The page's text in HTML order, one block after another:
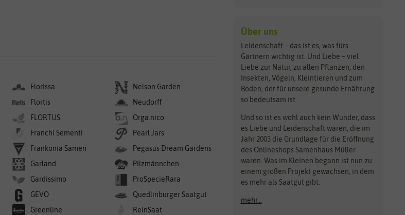
Florissa
Flortis
FLORTUS
Franchi Sementi
Frankonia Samen
Garland
Gardissimo
GEVO
Greenline
Nelson Garden
Neudorff
Orga.nico
Pearl Jars
Pegasus Dream Gardens
Pilzmännchen
ProSpecieRara
Quedlinburger Saatgut
ReinSaat
Über uns
Leidenschaft – das ist es, was fürs
Gärtnern wichtig ist. Und Liebe – viel
Liebe zur Natur, zu allen Pflanzen, den
Insekten, Vögeln, Kleintieren und zum
Boden, der für unsere gesunde Ernährung
so bedeutsam ist.
Und so ist es wohl auch kein Wunder, dass
es Liebe und Leidenschaft waren, die im
Jahr 2003 die Grundlage für die Eröffnung
des Onlineshops Samenhaus Müller
waren. Was im Kleinen begann ist nun zu
einem großen Projekt gewachsen, in dem
es mehr als Saatgut gibt.
mehr...